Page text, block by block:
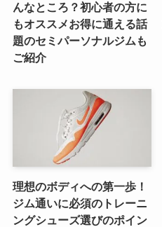
んなところ？初心者の方に
もオススメお得に通える話
題のセミパーソナルジムも
ご紹介
理想のボディへの第一歩！
ジム通いに必須のトレーニ
ングシューズ選びのポイン